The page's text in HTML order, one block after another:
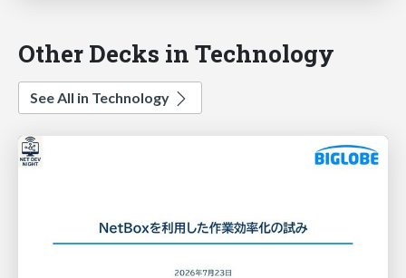
Other Decks in Technology
See All in Technology